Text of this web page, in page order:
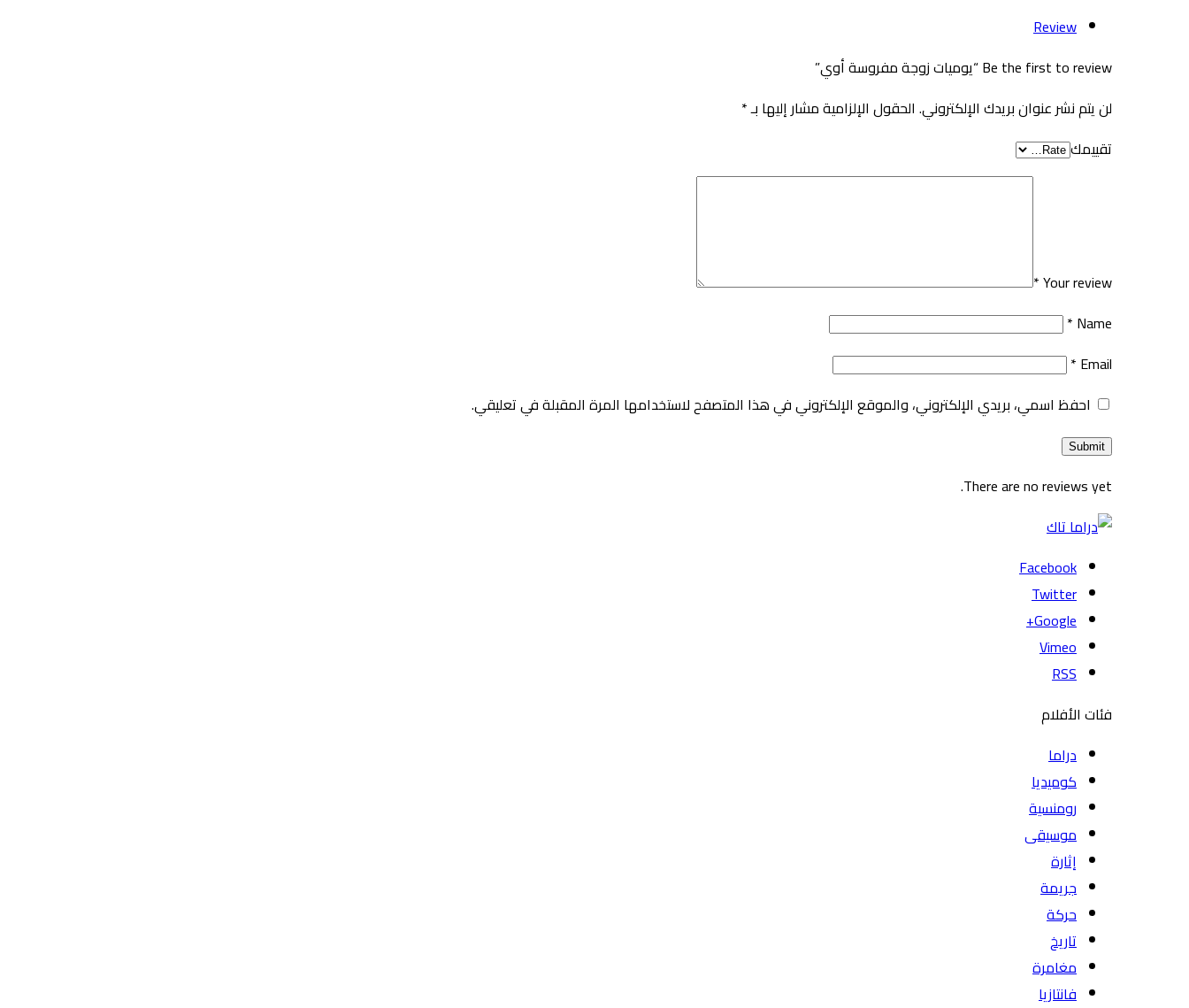
Review
Be the first to review “يوميات زوجة مفروسة أوي”
لن يتم نشر عنوان بريدك الإلكتروني. الحقول الإلزامية مشار إليها بـ*
تقييمك
Your review
*
Name
*
Email
*
احفظ اسمي، بريدي الإلكتروني، والموقع الإلكتروني في هذا المتصفح لاستخدامها المرة المقبلة في تعليقي.
There are no reviews yet.
Facebook
Twitter
Google+
Vimeo
RSS
فئات الأفلام
دراما
كوميديا
رومنسية
موسيقى
إثارة
جريمة
حركة
تاريخ
مغامرة
فانتازيا